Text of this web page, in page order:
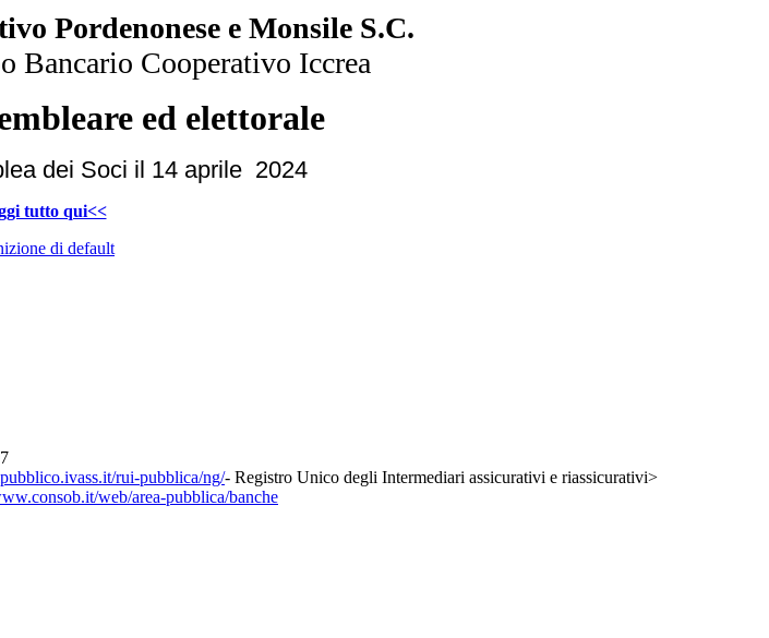
Pordenonese e Monsile S.C.
Bancario Cooperativo Iccrea
ed elettorale
dei Soci il 14 aprile 2024
tutto qui<<
di default
rui-pubblica/ng/- Registro Unico degli Intermediari assicurativi e riassicurativi>
web/area-pubblica/banche